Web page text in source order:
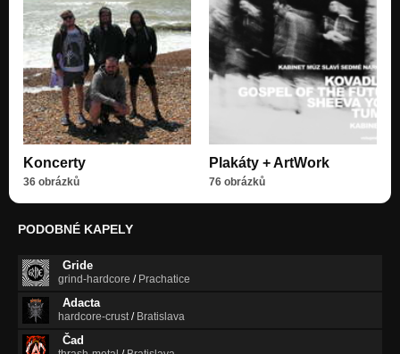
Koncerty
36 obrázků
Plakáty + ArtWork
76 obrázků
PODOBNÉ KAPELY
Gride
grind-hardcore / Prachatice
Adacta
hardcore-crust / Bratislava
Čad